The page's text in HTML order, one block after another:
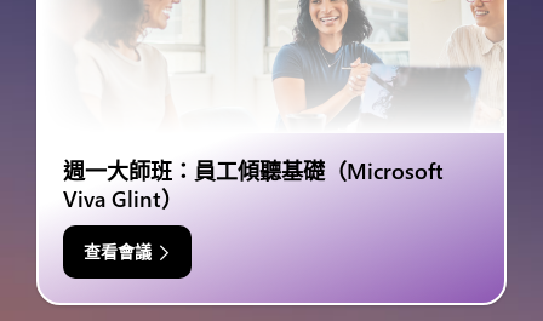
週一大師班：員工傾聽基礎（Microsoft
Viva Glint）
查看會議